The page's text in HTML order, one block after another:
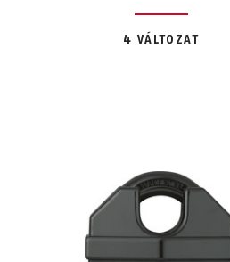
4 VÁLTOZAT